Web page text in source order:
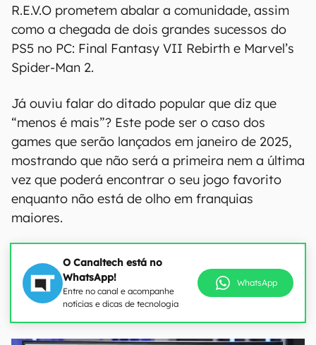
R.E.V.O prometem abalar a comunidade, assim
como a chegada de dois grandes sucessos do
PS5 no PC: Final Fantasy VII Rebirth e Marvel’s
Spider-Man 2.
Já ouviu falar do ditado popular que diz que
“menos é mais”? Este pode ser o caso dos
games que serão lançados em janeiro de 2025,
mostrando que não será a primeira nem a última
vez que poderá encontrar o seu jogo favorito
enquanto não está de olho em franquias
maiores.
O Canaltech está no
WhatsApp!
Entre no canal e acompanhe
notícias e dicas de tecnologia
WhatsApp